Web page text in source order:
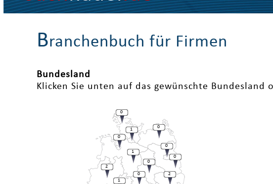
Branchenbuch für Firmen
Bundesland
Klicken Sie unten auf das gewünschte Bundesland
2
0
2
0
0
0
1
0
0
1
1
0